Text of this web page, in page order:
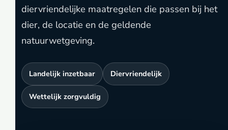
diervriendelijke maatregelen die passen bij het
dier, de locatie en de geldende
natuurwetgeving.
Landelijk inzetbaar Diervriendelijk
Wettelijk zorgvuldig